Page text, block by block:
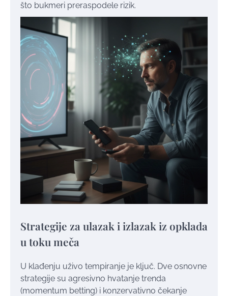
što bukmeri preraspodele rizik.
Strategije za ulazak i izlazak iz opklada
u toku meča
U klađenju uživo tempiranje je ključ. Dve osnovne
strategije su agresivno hvatanje trenda
(momentum betting) i konzervativno čekanje